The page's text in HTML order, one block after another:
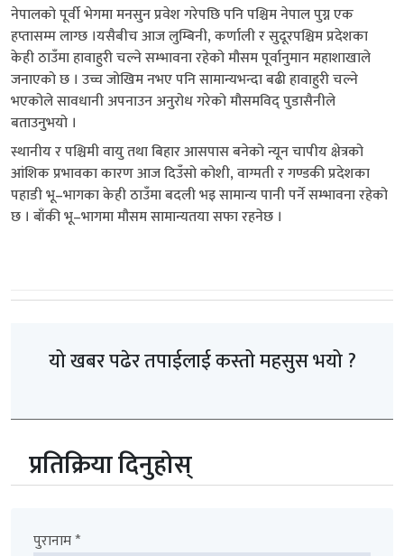
नेपालको पूर्वी भेगमा मनसुन प्रवेश गरेपछि पनि पश्चिम नेपाल पुग्न एक
हप्तासम्म लाग्छ ।यसैबीच आज लुम्बिनी, कर्णाली र सुदूरपश्चिम प्रदेशका
केही ठाउँमा हावाहुरी चल्ने सम्भावना रहेको मौसम पूर्वानुमान महाशाखाले
जनाएको छ । उच्च जोखिम नभए पनि सामान्यभन्दा बढी हावाहुरी चल्ने
भएकोले सावधानी अपनाउन अनुरोध गरेको मौसमविद् पुडासैनीले
बताउनुभयो ।
स्थानीय र पश्चिमी वायु तथा बिहार आसपास बनेको न्यून चापीय क्षेत्रको
आंशिक प्रभावका कारण आज दिउँसो कोशी, वाग्मती र गण्डकी प्रदेशका
पहाडी भू–भागका केही ठाउँमा बदली भइ सामान्य पानी पर्ने सम्भावना रहेको
छ । बाँकी भू–भागमा मौसम सामान्यतया सफा रहनेछ ।
यो खबर पढेर तपाईलाई कस्तो महसुस भयो ?
प्रतिक्रिया दिनुहोस्
पुरानाम *